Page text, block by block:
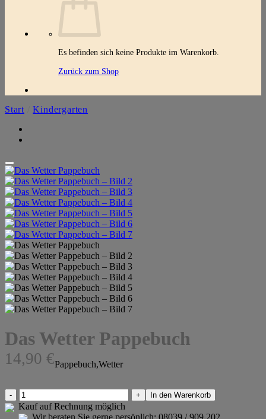
Es befinden sich keine Produkte im Warenkorb.
Zurück zum Shop
Start Kindergarten
Das Wetter Pappebuch
14,90 €Pappebuch,Wetter
Das
Wetter
Pappebuch
In den Warenkorb
Kauf auf Rechnung möglich
Wir beraten Sie gerne persönlich: 08039 / 909 202